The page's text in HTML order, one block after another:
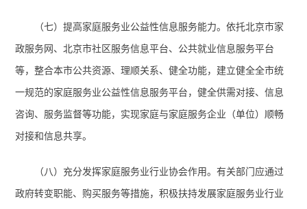
（七）提高家庭服务业公益性信息服务能力。依托北京市家
政服务网、北京市社区服务信息平台、公共就业信息服务平台
等，整合本市公共资源、理顺关系、健全功能，建立健全全市统
一规范的家庭服务业公益性信息服务平台，健全供需对接、信息
咨询、服务监督等功能，实现家庭与家庭服务企业（单位）顺畅
对接和信息共享。
（八）充分发挥家庭服务业行业协会作用。有关部门应通过
政府转变职能、购买服务等措施，积极扶持发展家庭服务业行业